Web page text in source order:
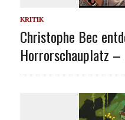
KRITIK
Christophe Bec
Horrorschauplatz –